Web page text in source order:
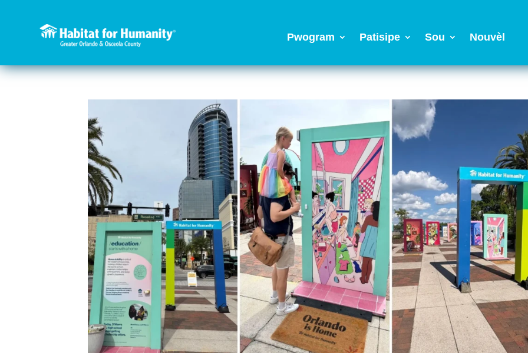
Pwogram Patisipe Sou Nouvèl